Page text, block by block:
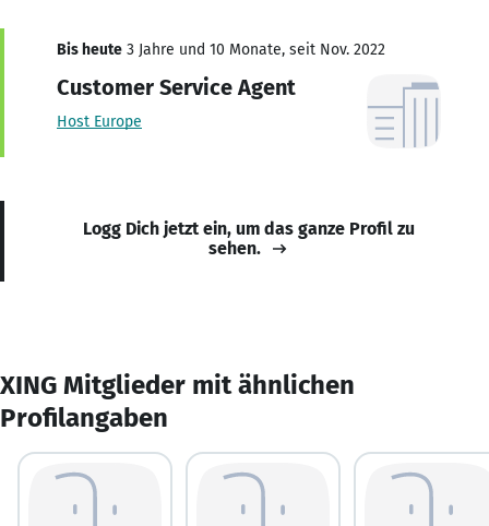
Bis heute 3 Jahre und 10 Monate, seit Nov. 2022
Customer Service Agent
Host Europe
Logg Dich jetzt ein, um das ganze Profil zu
sehen.
XING Mitglieder mit ähnlichen
Profilangaben